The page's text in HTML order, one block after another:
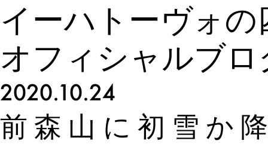
イーハトーヴォ
オフィシャルブロ
2020.10.24
前森山に初雪か